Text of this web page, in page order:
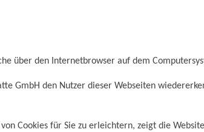
über den Internetbrowser auf dem
GmbH den Nutzer dieser Webseiten
Cookies für Sie zu erleichtern, zeigt die